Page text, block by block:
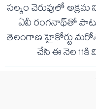
సల్కం చెరువులో
ఏవీ రంగనాథ్‌తో పాటు
తెలంగాణ హైకోర్టు
చేసి ఈ నెల